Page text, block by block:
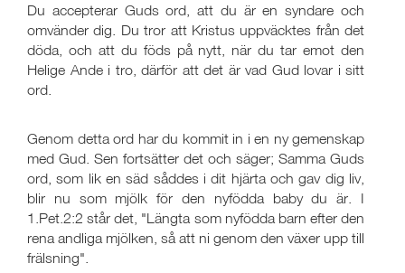
Du accepterar Guds ord, att du är en syndare och
omvänder dig. Du tror att Kristus uppväcktes från det
döda, och att du föds på nytt, när du tar emot den
Helige Ande i tro, därför att det är vad Gud lovar i sitt
ord.
Genom detta ord har du kommit in i en ny gemenskap
med Gud. Sen fortsätter det och säger; Samma Guds
ord, som lik en säd såddes i dit hjärta och gav dig liv,
blir nu som mjölk för den nyfödda baby du är. I
1.Pet.2:2 står det, "Längta som nyfödda barn efter den
rena andliga mjölken, så att ni genom den växer upp till
frälsning".